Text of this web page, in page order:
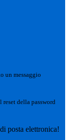
un messaggio
della password
posta elettronica!